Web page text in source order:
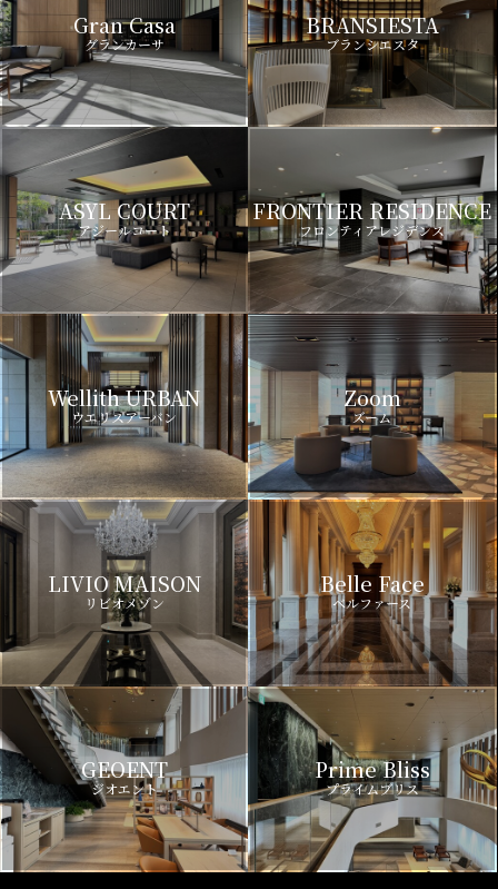
Gran Casa
グランカーサ
BRANSIESTA
ブランシエスタ
ASYL COURT
アジールコート
FRONTIER RESIDENCE
フロンティアレジデンス
Wellith URBAN
ウエリスアーバン
Zoom
ズーム
LIVIO MAISON
リビオメゾン
Belle Face
ベルファース
GEOENT
ジオエント
Prime Bliss
プライムブリス